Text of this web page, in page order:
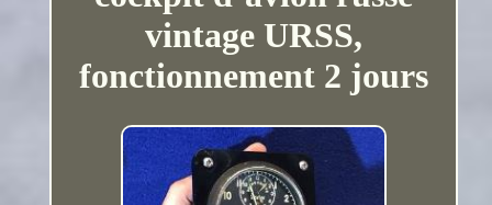
vintage URSS,
fonctionnement 2 jours